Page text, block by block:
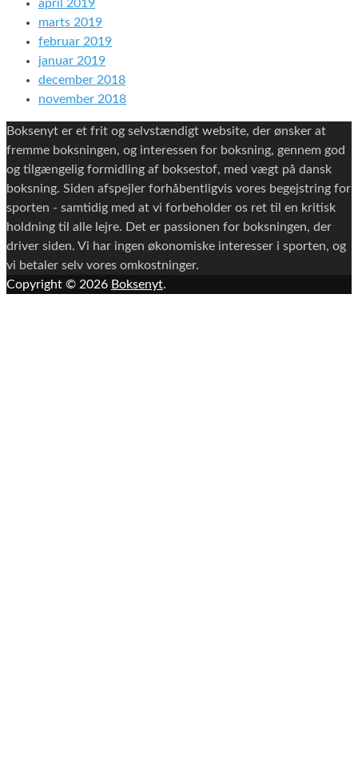
april 2019
marts 2019
februar 2019
januar 2019
december 2018
november 2018
Boksenyt er et frit og selvstændigt website, der ønsker at
fremme boksningen, og interessen for boksning, gennem god
og tilgængelig formidling af boksestof, med vægt på dansk
boksning. Siden afspejler forhåbentligvis vores begejstring for
sporten - samtidig med at vi forbeholder os ret til en kritisk
holdning til alle lejre. Det er passionen for boksningen, der
driver siden. Vi har ingen økonomiske interesser i sporten, og
vi betaler selv vores omkostninger.
Copyright © 2026 Boksenyt.